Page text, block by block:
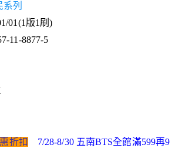
列
01(1版1刷)
11-8877-5
折扣
7/28-8/30 五南BTS全館滿599再9